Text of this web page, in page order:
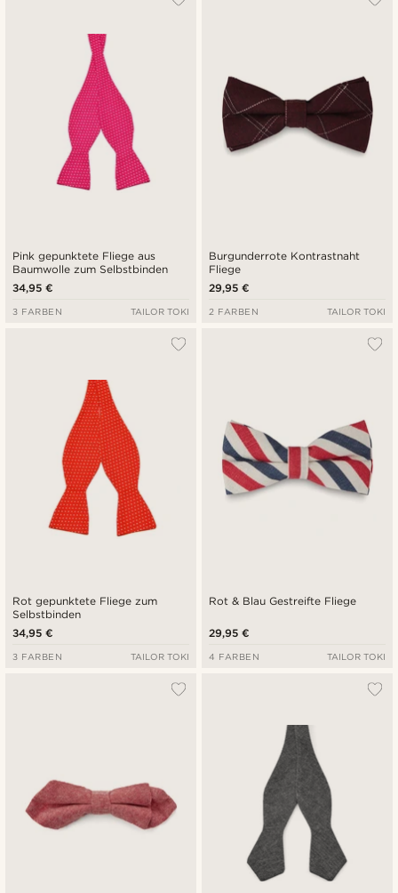
Pink gepunktete Fliege aus
Baumwolle zum Selbstbinden
34,95 €
3 FARBEN TAILOR TOKI
Burgunderrote Kontrastnaht
Fliege
29,95 €
2 FARBEN TAILOR TOKI
Rot gepunktete Fliege zum
Selbstbinden
34,95 €
3 FARBEN TAILOR TOKI
Rot & Blau Gestreifte Fliege
29,95 €
4 FARBEN TAILOR TOKI